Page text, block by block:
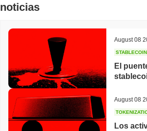
noticias
August 08
El
August 08
Los